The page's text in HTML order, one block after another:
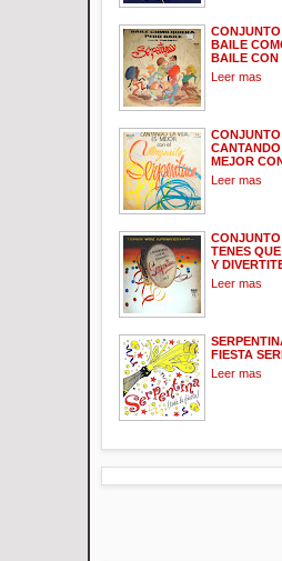
BAILE
BAILE CON
Leer mas
MEJOR
Leer mas
TENES
Y
Leer mas
FIESTA
Leer mas